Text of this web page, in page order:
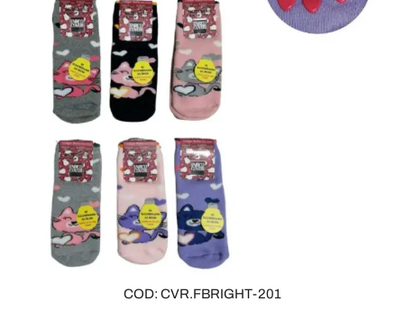
COD: CVR.FBRIGHT-201